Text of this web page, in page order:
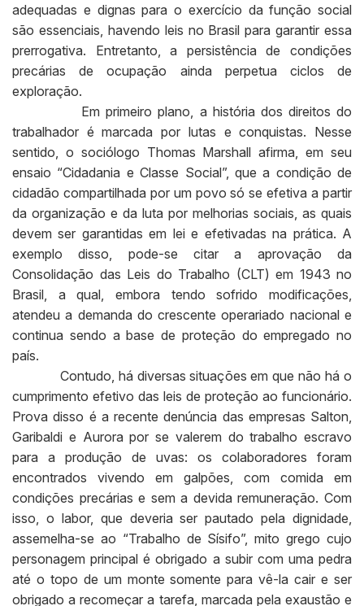
adequadas e dignas para o exercício da função social
são essenciais, havendo leis no Brasil para garantir essa
prerrogativa. Entretanto, a persistência de condições
precárias de ocupação ainda perpetua ciclos de
exploração.
Em primeiro plano, a história dos direitos do
trabalhador é marcada por lutas e conquistas. Nesse
sentido, o sociólogo Thomas Marshall afirma, em seu
ensaio “Cidadania e Classe Social”, que a condição de
cidadão compartilhada por um povo só se efetiva a partir
da organização e da luta por melhorias sociais, as quais
devem ser garantidas em lei e efetivadas na prática. A
exemplo disso, pode-se citar a aprovação da
Consolidação das Leis do Trabalho (CLT) em 1943 no
Brasil, a qual, embora tendo sofrido modificações,
atendeu a demanda do crescente operariado nacional e
continua sendo a base de proteção do empregado no
país.
Contudo, há diversas situações em que não há o
cumprimento efetivo das leis de proteção ao funcionário.
Prova disso é a recente denúncia das empresas Salton,
Garibaldi e Aurora por se valerem do trabalho escravo
para a produção de uvas: os colaboradores foram
encontrados vivendo em galpões, com comida em
condições precárias e sem a devida remuneração. Com
isso, o labor, que deveria ser pautado pela dignidade,
assemelha-se ao “Trabalho de Sísifo”, mito grego cujo
personagem principal é obrigado a subir com uma pedra
até o topo de um monte somente para vê-la cair e ser
obrigado a recomeçar a tarefa, marcada pela exaustão e